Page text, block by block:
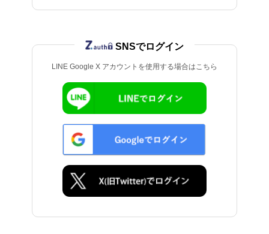
LINE Google X アカウントを使用する場合はこちら
SNSでログイン